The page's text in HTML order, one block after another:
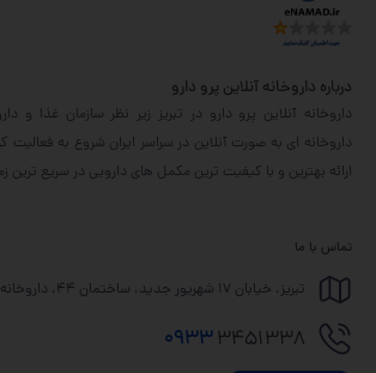
درباره داروخانه آنلاین پرو دارو
داروخانه آنلاین پرو دارو در تبریز زیر نظر سازمان غذا و
داروخانه ای به صورت آنلاین در سراسر ایران شروع به
ارائه بهترین و با کیفیت ترین مکمل های دارویی در سریع ترین
تماس با ما
تبریز، خیابان 17 شهریور جدید، ساختمان 44، داروخانه دکتر فرشید عبادی
09333451338